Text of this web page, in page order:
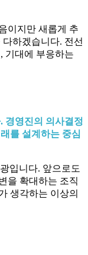
이지만 새롭게 추
하겠습니다. 전선
기대에 부응하는
경영진의 의사결정
를 설계하는 중심
입니다. 앞으로도
을 확대하는 조직
생각하는 이상의